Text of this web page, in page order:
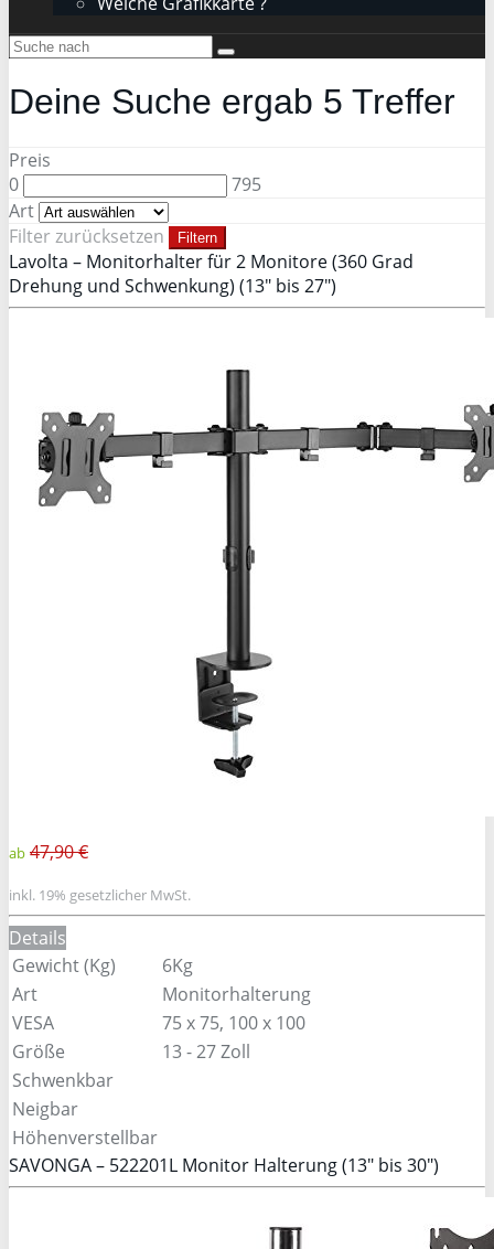
Deine Suche ergab 5 Treffer
Preis
0
795
Art
Filter zurücksetzen
Filtern
Lavolta – Monitorhalter für 2 Monitore (360 Grad
Drehung und Schwenkung) (13″ bis 27″)
ab 47,90 €
inkl. 19% gesetzlicher MwSt.
Details
Gewicht (Kg)
6Kg
Art
Monitorhalterung
VESA
75 x 75, 100 x 100
Größe
13 - 27 Zoll
Schwenkbar
Neigbar
Höhenverstellbar
SAVONGA – 522201L Monitor Halterung (13″ bis 30″)